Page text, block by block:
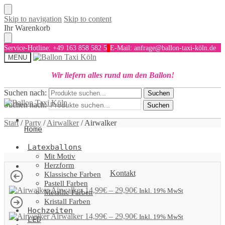
Skip to navigation Skip to content
Ihr Warenkorb
Service-Hotline: +49 163 858 582 5 E-Mail: anfrage@ballon-taxi-köln.de
MENU
Wir liefern alles rund um den Ballon!
Suchen nach: Suchen
Kontakt
Suchen nach: Suchen
Home
Latexballons
Mit Motiv
Herzform
Klassische Farben
Pastell Farben
Metallic Farben
Kristall Farben
Hochzeiten
LED
Start /Party /Airwalker/Airwalker
Airwalker 14,99€– 29,90€ Inkl. 19% MwSt
Airwalker 14,99€– 29,90€ Inkl. 19% MwSt